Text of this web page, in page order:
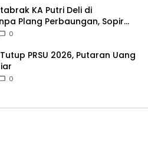
KA Putri Deli di
Plang Perbaungan, Sopir
0
PRSU 2026, Putaran Uang
0